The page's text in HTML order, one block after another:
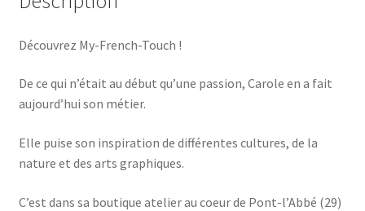
Découvrez My-French-Touch !
De ce qui n’était au début qu’une passion, Carole en a fait
aujourd’hui son métier.
Elle puise son inspiration de différentes cultures, de la
nature et des arts graphiques.
C’est dans sa boutique atelier au coeur de Pont-l’Abbé (29)